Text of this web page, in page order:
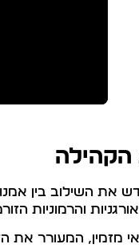
את השילוב בין
והרמוניות
המעורר את